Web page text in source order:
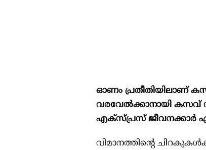
ഓണം പ്രതീതിയിലാണ്
വരവേൽക്കാനായി കസവ്
എക്സ്പ്രസ് ജീവനക്കാർ
വിമാനത്തിന്റെ